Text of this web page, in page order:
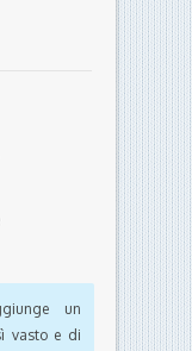
un
vasto e di